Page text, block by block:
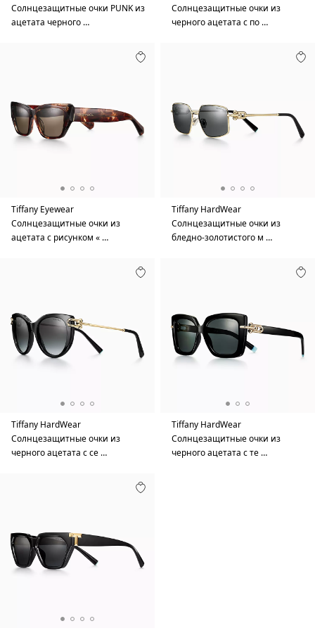
Солнцезащитные очки PUNK из
ацетата черного …
Солнцезащитные очки из
черного ацетата с по …
Tiffany Eyewear
Солнцезащитные очки из
ацетата с рисунком « …
Tiffany HardWear
Солнцезащитные очки из
бледно-золотистого м …
Tiffany HardWear
Солнцезащитные очки из
черного ацетата с се …
Tiffany HardWear
Солнцезащитные очки из
черного ацетата с те …